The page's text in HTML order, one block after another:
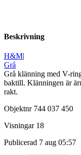
Beskrivning
H&M|
Grå
Grå klänning med V-
baktill. Klänningen är
rakt.
Objektnr 744 037 450
Visningar 18
Publicerad 7 aug 05:57